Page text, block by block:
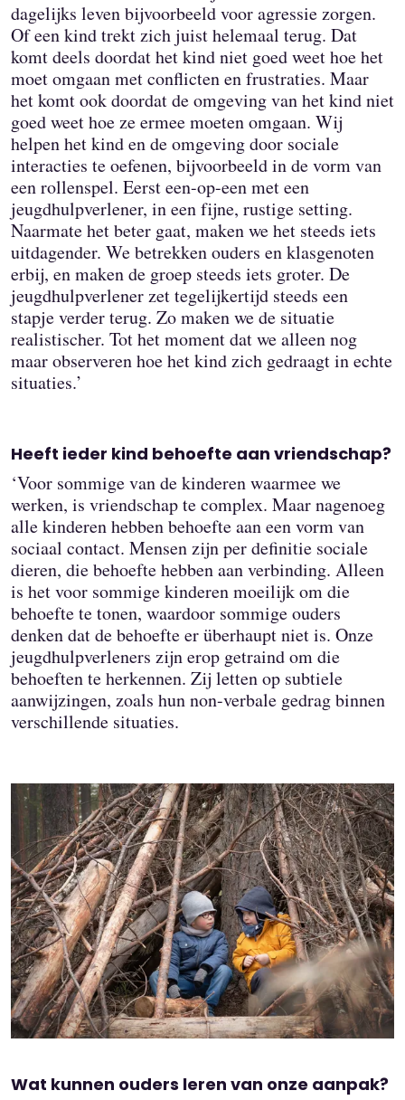
dagelijks leven bijvoorbeeld voor agressie zorgen.
Of een kind trekt zich juist helemaal terug. Dat
komt deels doordat het kind niet goed weet hoe het
moet omgaan met conflicten en frustraties. Maar
het komt ook doordat de omgeving van het kind niet
goed weet hoe ze ermee moeten omgaan. Wij
helpen het kind en de omgeving door sociale
interacties te oefenen, bijvoorbeeld in de vorm van
een rollenspel. Eerst een-op-een met een
jeugdhulpverlener, in een fijne, rustige setting.
Naarmate het beter gaat, maken we het steeds iets
uitdagender. We betrekken ouders en klasgenoten
erbij, en maken de groep steeds iets groter. De
jeugdhulpverlener zet tegelijkertijd steeds een
stapje verder terug. Zo maken we de situatie
realistischer. Tot het moment dat we alleen nog
maar observeren hoe het kind zich gedraagt in echte
situaties.’
Heeft ieder kind behoefte aan vriendschap?
‘Voor sommige van de kinderen waarmee we
werken, is vriendschap te complex. Maar nagenoeg
alle kinderen hebben behoefte aan een vorm van
sociaal contact. Mensen zijn per definitie sociale
dieren, die behoefte hebben aan verbinding. Alleen
is het voor sommige kinderen moeilijk om die
behoefte te tonen, waardoor sommige ouders
denken dat de behoefte er überhaupt niet is. Onze
jeugdhulpverleners zijn erop getraind om die
behoeften te herkennen. Zij letten op subtiele
aanwijzingen, zoals hun non-verbale gedrag binnen
verschillende situaties.
Wat kunnen ouders leren van onze aanpak?